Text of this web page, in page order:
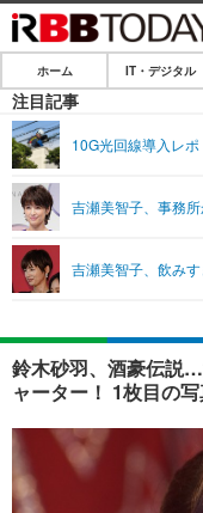
ホーム
IT・デジタル
ショッピング
SPEED TEST
エンタメ
エンタメTOP
音楽
ショッピング
ライフ
ライフTOP
ペット
その他
リリース一覧
プッシュ通知の停止方
ホーム IT・デジタル
注目記事
10G光回線導入レポ
吉瀬美智子、事務
吉瀬美智子、飲み
鈴木砂羽、酒豪伝説
ャーター！ 1枚目の